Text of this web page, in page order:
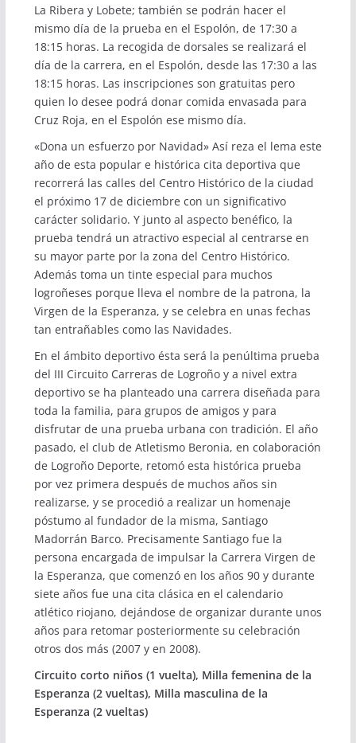
La Ribera y Lobete; también se podrán hacer el
mismo día de la prueba en el Espolón, de 17:30 a
18:15 horas. La recogida de dorsales se realizará el
día de la carrera, en el Espolón, desde las 17:30 a las
18:15 horas. Las inscripciones son gratuitas pero
quien lo desee podrá donar comida envasada para
Cruz Roja, en el Espolón ese mismo día.
«Dona un esfuerzo por Navidad» Así reza el lema este
año de esta popular e histórica cita deportiva que
recorrerá las calles del Centro Histórico de la ciudad
el próximo 17 de diciembre con un significativo
carácter solidario. Y junto al aspecto benéfico, la
prueba tendrá un atractivo especial al centrarse en
su mayor parte por la zona del Centro Histórico.
Además toma un tinte especial para muchos
logroñeses porque lleva el nombre de la patrona, la
Virgen de la Esperanza, y se celebra en unas fechas
tan entrañables como las Navidades.
En el ámbito deportivo ésta será la penúltima prueba
del III Circuito Carreras de Logroño y a nivel extra
deportivo se ha planteado una carrera diseñada para
toda la familia, para grupos de amigos y para
disfrutar de una prueba urbana con tradición. El año
pasado, el club de Atletismo Beronia, en colaboración
de Logroño Deporte, retomó esta histórica prueba
por vez primera después de muchos años sin
realizarse, y se procedió a realizar un homenaje
póstumo al fundador de la misma, Santiago
Madorrán Barco. Precisamente Santiago fue la
persona encargada de impulsar la Carrera Virgen de
la Esperanza, que comenzó en los años 90 y durante
siete años fue una cita clásica en el calendario
atlético riojano, dejándose de organizar durante unos
años para retomar posteriormente su celebración
otros dos más (2007 y en 2008).
Circuito corto niños (1 vuelta), Milla femenina de la
Esperanza (2 vueltas), Milla masculina de la
Esperanza (2 vueltas)